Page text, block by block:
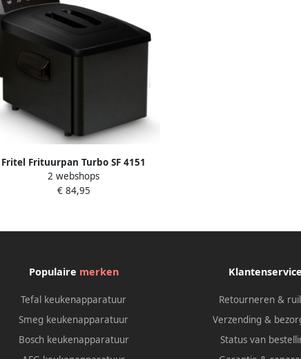
Fritel Frituurpan Turbo SF 4151
met Antistofdeksel Friteuse
voor Olie + Vast Vet 2-4 pers.
2 webshops
€ 84,95
Populaire merken
Tefal keukenapparatuur
Smeg keukenapparatuur
Bosch keukenapparatuur
Klantenservice
Retourneren &
Verzending &
Status van